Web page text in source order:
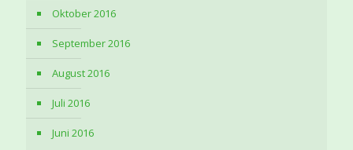
Oktober 2016
September 2016
August 2016
Juli 2016
Juni 2016